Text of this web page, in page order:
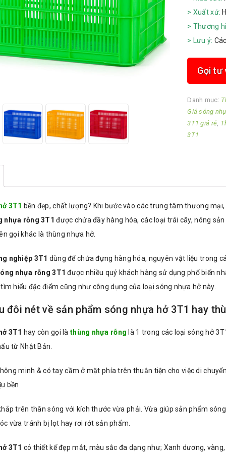
> Xuất xứ:
> Thương
> Lưu ý:
Gọi tư
Danh mục:
Giá sóng
3T1 giá rẻ,
3T1
3T1 bền đẹp, chất lượng? Khi bước vào các trung tâm thương
nhựa rỗng 3T1 được chứa đầy hàng hóa, các loại trái cây, nông
gọi khác là thùng nhựa hở.
nghiệp 3T1 dùng để chứa đựng hàng hóa, nguyên vật liệu trong
nhựa rỗng 3T1 được nhiều quý khách hàng sử dụng phổ biến
hiểu đặc điểm cũng như công dụng của loại sóng nhựa hở này.
đôi nét về sản phẩm sóng nhựa hở 3T1 hay
3T1 hay còn gọi là thùng nhựa rỗng là 1 trong các loại sóng hở
từ Nhật Bản.
minh & có tay cầm ở mặt phía trên thuận tiện cho việc di
bền.
trên thân sóng với kích thước vừa phải. Vừa giúp sản phẩm
vừa tránh bị lọt hay rơi rớt sản phẩm.
3T1 có thiết kế đẹp mắt, màu sắc đa dạng như; Xanh dương,